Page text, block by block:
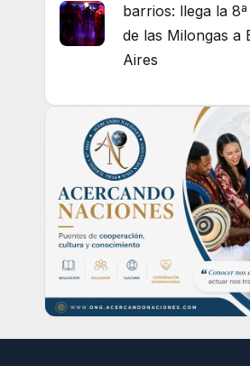
barrios: llega la
de las Milongas a
Aires